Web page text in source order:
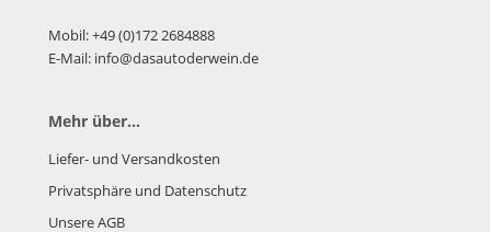
Mobil: +49 (0)172 2684888
E-Mail: info@dasautoderwein.de
Mehr über...
Liefer- und Versandkosten
Privatsphäre und Datenschutz
Unsere AGB